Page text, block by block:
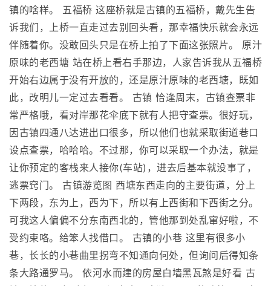
镇的啥样。 五福桥 这座桥就是古镇的五福桥，戴先生告
诉我们，上桥一直走过去别回头看，那幸福快乐就会永远
伴随着你。没敢回头只是在桥上拍了下面这张照片。 原汁
原味的老西塘 站在桥上看右手那边，人家告诉我从五福桥
开始右边属于没有开放的，还是原汁原味的老西塘，既如
此，改明儿一定过去看看。 古镇 恰逢周末，古镇查票非
常严格哦，看对岸那花伞底下就有人把守查票。很好玩，
因古镇四通八达进出口很多，所以他们也就采取街道巷口
设点查票，哈哈哈。不过那，你可以采取一个办法，就是
让你预定的客栈来人接你(车站)，进去后基本就没事了，
逃票窍门。 古镇游览图 西塘东西走向的主要街道，分上
下两段，东为上，西为下，所以有上西街和下西街之分。
可我这人偏偏不分东南西北的，管他那到处乱窜好啦，不
受约束咯。给笨人找借口。 古镇的小巷 这里有很多小
巷，长长的小巷曲里拐弯不知通向何处，但询问后得知条
条大路通罗马。 依河水而建的房屋白墙黑瓦煞是好看 古